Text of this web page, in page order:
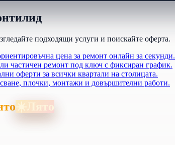
подходящи услуги и поискайте оферта.
цена за ремонт онлайн за секунди.
частичен ремонт под ключ с фиксиран график.
оферти за всички квартали на столицата.
плочки, монтажи и довършителни работи.
☀️Лято